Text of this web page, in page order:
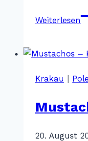
Weiterlesen
–
Krakau
Von
20. August